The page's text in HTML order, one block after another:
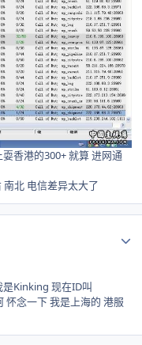
香港的300+ 就算 进网通
北 电信差异太大了
Kinking 现在ID叫
怀念一下 我是上海的 港服